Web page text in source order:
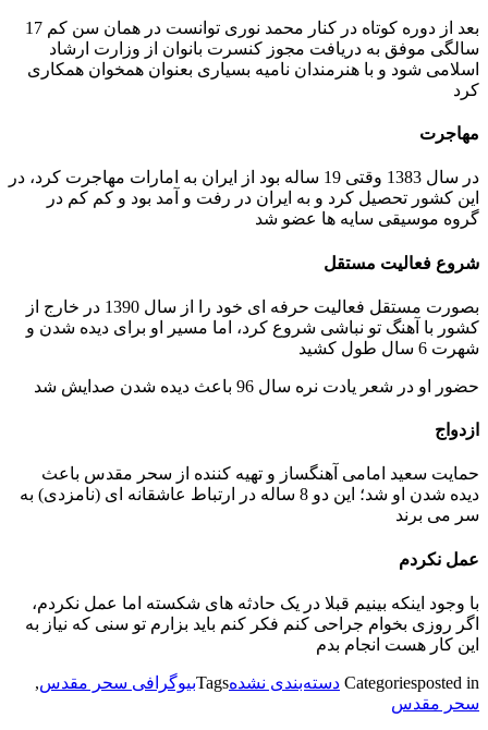
بعد از دوره کوتاه در کنار محمد نوری توانست در همان سن کم 17
سالگی موفق به دریافت مجوز کنسرت بانوان از وزارت ارشاد
اسلامی شود و با هنرمندان نامیه بسیاری بعنوان همخوان همکاری
کرد
مهاجرت
در سال 1383 وقتی 19 ساله بود از ایران به امارات مهاجرت کرد، در
این کشور تحصیل کرد و به ایران در رفت و آمد بود و کم کم در
گروه موسیقی سایه ها عضو شد
شروع فعالیت مستقل
بصورت مستقل فعالیت حرفه ای خود را از سال 1390 در خارج از
کشور با آهنگ تو نباشی شروع کرد، اما مسیر او برای دیده شدن و
شهرت 6 سال طول کشید
حضور او در شعر یادت نره سال 96 باعث دیده شدن صدایش شد
ازدواج
حمایت سعید امامی آهنگساز و تهیه کننده از سحر مقدس باعث
دیده شدن او شد؛ این دو 8 ساله در ارتباط عاشقانه ای (نامزدی) به
سر می برند
عمل نکردم
با وجود اینکه بینیم قبلا در یک حادثه های شکسته اما عمل نکردم،
اگر روزی بخوام جراحی کنم فکر کنم باید بزارم تو سنی که نیاز به
این کار هست انجام بدم
Categoriesposted in دسته‌بندی نشدهTagsبیوگرافی سحر مقدس,
سحر مقدس